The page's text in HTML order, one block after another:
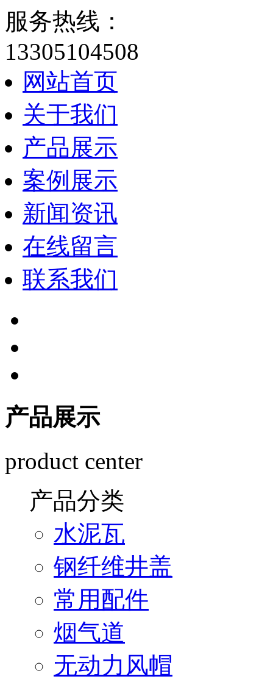
服务热线：
13305104508
网站首页
关于我们
产品展示
案例展示
新闻资讯
在线留言
联系我们
产品展示
product center
产品分类
水泥瓦
钢纤维井盖
常用配件
烟气道
无动力风帽